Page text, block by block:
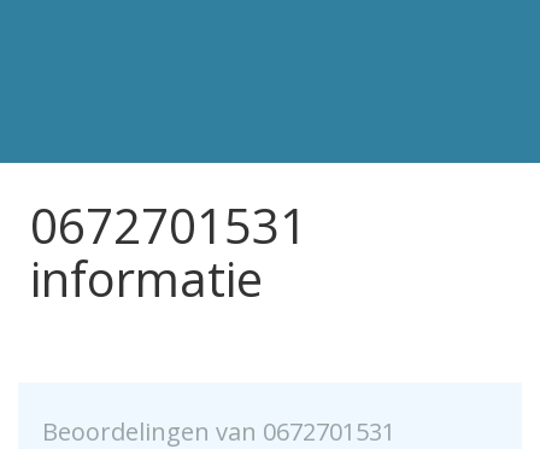
0672701531
informatie
Beoordelingen van 0672701531